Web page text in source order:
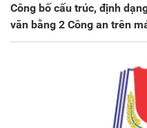
Công bố cấu trúc, định
văn bằng 2 Công an trên